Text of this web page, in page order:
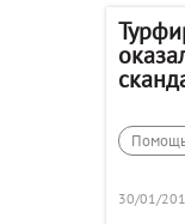
30/01/